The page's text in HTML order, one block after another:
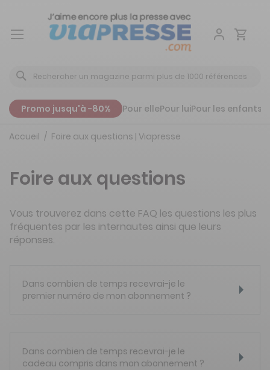
Aller
Promo jusqu'à -80% Pour ellePour luiPour les enfants
Accueil Foire aux questions | Viapresse
Foire aux questions
Vous trouverez dans cette FAQ les questions les plus
fréquentes par les internautes ainsi que leurs
réponses.
Dans combien de temps recevrai-je le
premier numéro de mon abonnement ?
Dans combien de temps recevrai-je le
cadeau compris dans mon abonnement ?